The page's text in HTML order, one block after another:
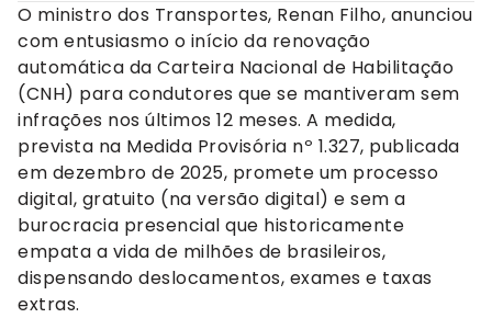
O ministro dos Transportes, Renan Filho, anunciou
com entusiasmo o início da renovação
automática da Carteira Nacional de Habilitação
(CNH) para condutores que se mantiveram sem
infrações nos últimos 12 meses. A medida,
prevista na Medida Provisória nº 1.327, publicada
em dezembro de 2025, promete um processo
digital, gratuito (na versão digital) e sem a
burocracia presencial que historicamente
empata a vida de milhões de brasileiros,
dispensando deslocamentos, exames e taxas
extras.